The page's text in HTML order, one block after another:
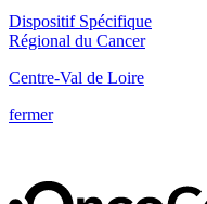
Dispositif Spécifique
Régional du Cancer
Centre-Val de Loire
fermer